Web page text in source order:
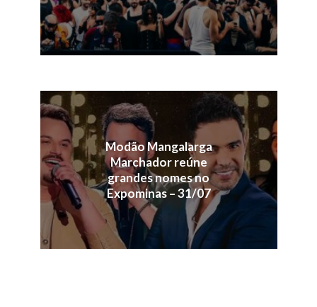
Modão Mangalarga
Marchador reúne
grandes nomes no
Expominas – 31/07